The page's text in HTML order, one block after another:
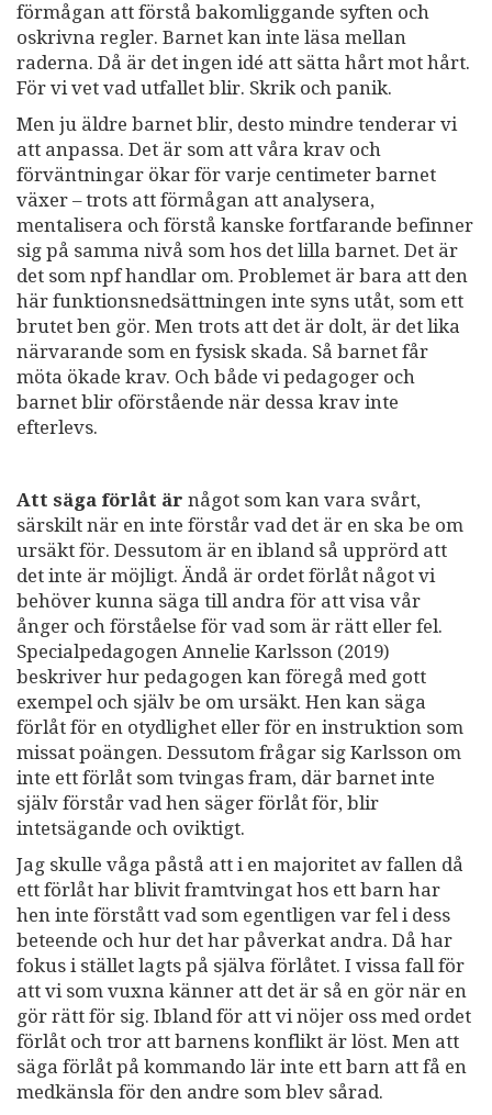
förmågan att förstå bakomliggande syften och
oskrivna regler. Barnet kan inte läsa mellan
raderna. Då är det ingen idé att sätta hårt mot hårt.
För vi vet vad utfallet blir. Skrik och panik.
Men ju äldre barnet blir, desto mindre tenderar vi
att anpassa. Det är som att våra krav och
förväntningar ökar för varje centimeter barnet
växer – trots att förmågan att analysera,
mentalisera och förstå kanske fortfarande befinner
sig på samma nivå som hos det lilla barnet. Det är
det som npf handlar om. Problemet är bara att den
här funktionsnedsättningen inte syns utåt, som ett
brutet ben gör. Men trots att det är dolt, är det lika
närvarande som en fysisk skada. Så barnet får
möta ökade krav. Och både vi pedagoger och
barnet blir oförstående när dessa krav inte
efterlevs.
Att säga förlåt är något som kan vara svårt,
särskilt när en inte förstår vad det är en ska be om
ursäkt för. Dessutom är en ibland så upprörd att
det inte är möjligt. Ändå är ordet förlåt något vi
behöver kunna säga till andra för att visa vår
ånger och förståelse för vad som är rätt eller fel.
Specialpedagogen Annelie Karlsson (2019)
beskriver hur pedagogen kan föregå med gott
exempel och själv be om ursäkt. Hen kan säga
förlåt för en otydlighet eller för en instruktion som
missat poängen. Dessutom frågar sig Karlsson om
inte ett förlåt som tvingas fram, där barnet inte
själv förstår vad hen säger förlåt för, blir
intetsägande och oviktigt.
Jag skulle våga påstå att i en majoritet av fallen då
ett förlåt har blivit framtvingat hos ett barn har
hen inte förstått vad som egentligen var fel i dess
beteende och hur det har påverkat andra. Då har
fokus i stället lagts på själva förlåtet. I vissa fall för
att vi som vuxna känner att det är så en gör när en
gör rätt för sig. Ibland för att vi nöjer oss med ordet
förlåt och tror att barnens konflikt är löst. Men att
säga förlåt på kommando lär inte ett barn att få en
medkänsla för den andre som blev sårad.